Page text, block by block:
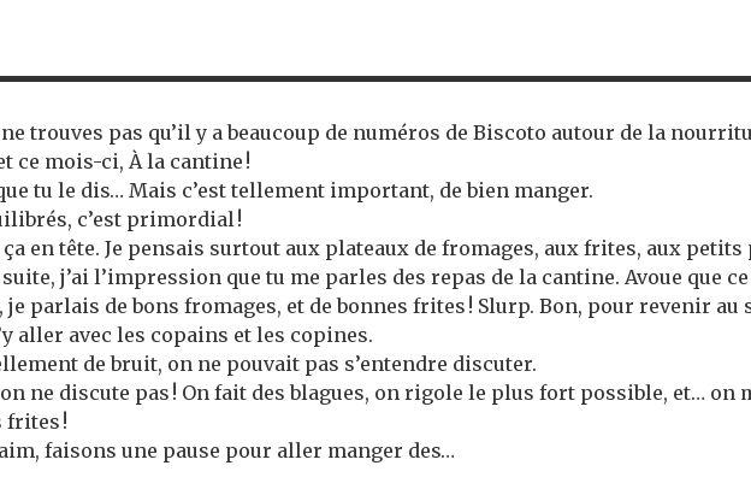
trouves pas qu’il y a beaucoup de numéros de Biscoto autour de la
ce mois-ci, À la cantine !
tu le dis… Mais c’est tellement important, de bien manger.
c’est primordial !
en tête. Je pensais surtout aux plateaux de fromages, aux frites, aux
j’ai l’impression que tu me parles des repas de la cantine. Avoue que
parlais de bons fromages, et de bonnes frites ! Slurp. Bon, pour revenir au
aller avec les copains et les copines.
de bruit, on ne pouvait pas s’entendre discuter.
ne discute pas ! On fait des blagues, on rigole le plus fort possible, et… on
frites !
faisons une pause pour aller manger des…